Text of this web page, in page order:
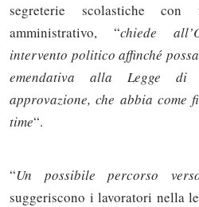
segreterie scolastiche con
amministrativo, “chiede
intervento politico affinché
emendativa alla Legge di
approvazione, che abbia come
time“.
“Un possibile percorso
suggeriscono i lavoratori nella